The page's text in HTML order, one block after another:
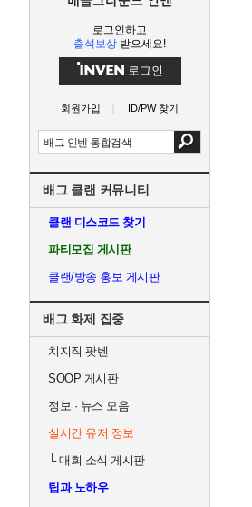
로그인하고
출석보상 받으세요!
로그인
회원가입 ID/PW 찾기
배그 클랜 커뮤니티
클랜 디스코드 찾기
파티모집 게시판
클랜/방송 홍보 게시판
배그 화제 집중
치지직 팟벤
SOOP 게시판
정보 · 뉴스 모음
실시간 유저 정보
└대회 소식 게시판
팁과 노하우